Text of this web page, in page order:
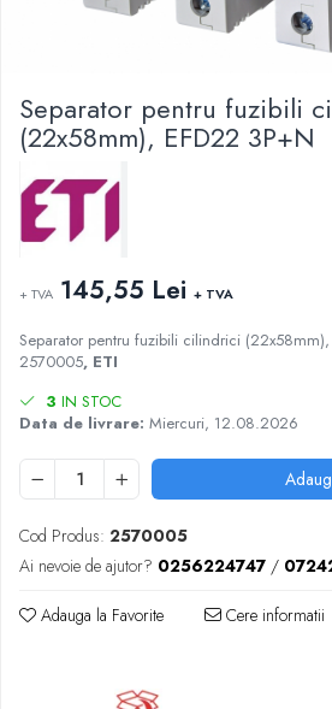
AFDD - Sigurante & dispozitive de
Separator pentru fuzibili
(22x58mm), EFD22 3P+N
+ TVA 145,55 Lei + TVA
Separator pentru fuzibili cilindrici (22x58mm),
2570005, ETI
3 IN STOC
Data de livrare: Miercuri, 12.08.2026
Cod Produs: 2570005
Ai nevoie de ajutor? 0256224747 /
Adauga la Favorite Cere informatii